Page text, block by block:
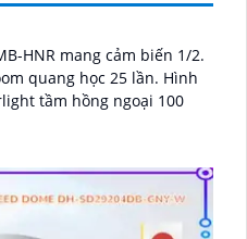
HNR mang cảm biến 1/2.
quang học 25 lần. Hình
tầm hồng ngoại 100